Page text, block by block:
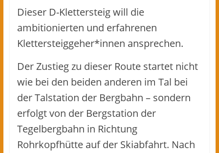
Dieser D-Klettersteig will die
ambitionierten und erfahrenen
Klettersteiggeher*innen ansprechen.
Der Zustieg zu dieser Route startet nicht
wie bei den beiden anderen im Tal bei
der Talstation der Bergbahn – sondern
erfolgt von der Bergstation der
Tegelbergbahn in Richtung
Rohrkopfhütte auf der Skiabfahrt. Nach